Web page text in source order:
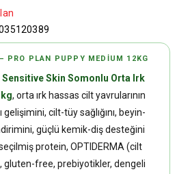
PRO PLAN PUPPY MEDIUM 12KG
Skin Somonlu Orta Irk
, orta ırk hassas cilt yavrularının
cilt-tüy sağlığını, beyin-
güçlü kemik-diş desteğini
protein, OPTIDERMA (cilt
gluten-free, prebiyotikler, dengeli